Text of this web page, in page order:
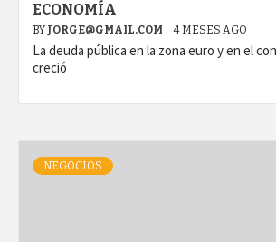
ECONOMÍA
BY JORGE@GMAIL.COM 4 MESES AGO
La deuda pública en la zona euro y en el
creció
NEGOCIOS